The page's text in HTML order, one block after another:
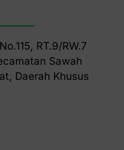
RT.9/RW.7
Sawah
Daerah Khusus